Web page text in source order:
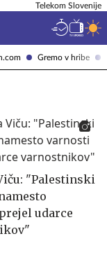
Gremo v hribe
Telekom Slovenije
"Palestinski
udarce